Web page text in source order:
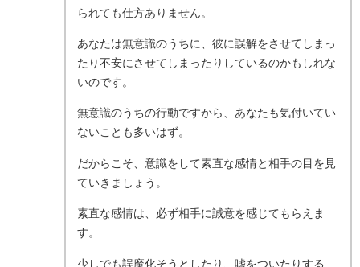
られても仕方ありません。
あなたは無意識のうちに、彼に誤解をさせてしまっ
たり不安にさせてしまったりしているのかもしれな
いのです。
無意識のうちの行動ですから、あなたも気付いてい
ないことも多いはず。
だからこそ、意識をして素直な感情と相手の目を見
ていきましょう。
素直な感情は、必ず相手に誠意を感じてもらえま
す。
少しでも誤魔化そうとしたり、嘘をついたりする